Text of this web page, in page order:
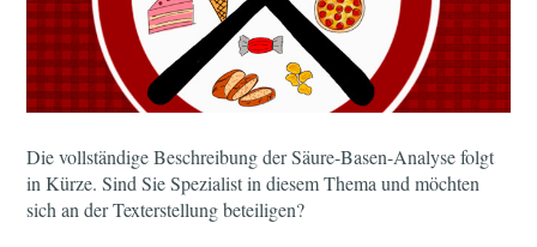
Die vollständige Beschreibung der Säure-Basen-Analyse folgt
in Kürze. Sind Sie Spezialist in diesem Thema und möchten
sich an der Texterstellung beteiligen?